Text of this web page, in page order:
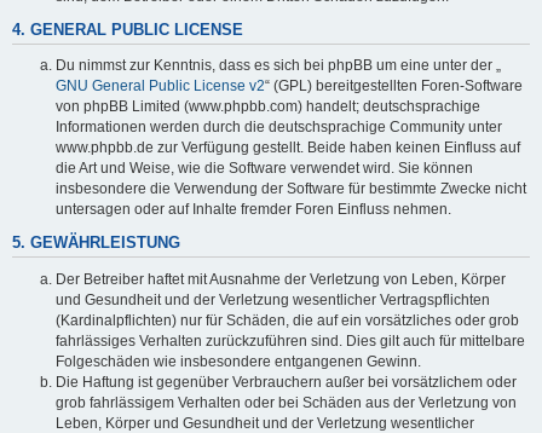
4. GENERAL PUBLIC LICENSE
Du nimmst zur Kenntnis, dass es sich bei phpBB um eine unter der „
GNU General Public License v2“ (GPL) bereitgestellten Foren-Software
von phpBB Limited (www.phpbb.com) handelt; deutschsprachige
Informationen werden durch die deutschsprachige Community unter
www.phpbb.de zur Verfügung gestellt. Beide haben keinen Einfluss auf
die Art und Weise, wie die Software verwendet wird. Sie können
insbesondere die Verwendung der Software für bestimmte Zwecke nicht
untersagen oder auf Inhalte fremder Foren Einfluss nehmen.
5. GEWÄHRLEISTUNG
Der Betreiber haftet mit Ausnahme der Verletzung von Leben, Körper
und Gesundheit und der Verletzung wesentlicher Vertragspflichten
(Kardinalpflichten) nur für Schäden, die auf ein vorsätzliches oder grob
fahrlässiges Verhalten zurückzuführen sind. Dies gilt auch für mittelbare
Folgeschäden wie insbesondere entgangenen Gewinn.
Die Haftung ist gegenüber Verbrauchern außer bei vorsätzlichem oder
grob fahrlässigem Verhalten oder bei Schäden aus der Verletzung von
Leben, Körper und Gesundheit und der Verletzung wesentlicher